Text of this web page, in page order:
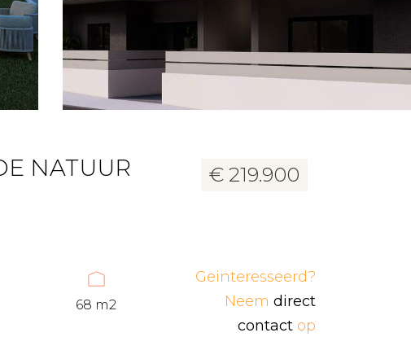
16 foto's
NATUUR
€ 219.900
68 m2
Geinteresseerd?
Neem direct
contactop